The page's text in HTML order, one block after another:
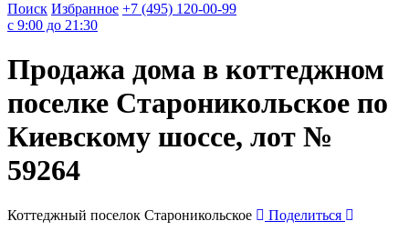
Поиск Избранное +7 (495) 120-00-99
c 9:00 до 21:30
Продажа дома в коттеджном
поселке Староникольское по
Киевскому шоссе, лот №
59264
Коттеджный поселок Староникольское Поделиться